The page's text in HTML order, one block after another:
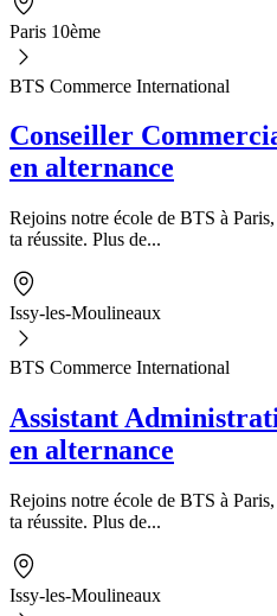
Paris 10ème
BTS Commerce International
Conseiller
en alternance
Rejoins notre école de BTS à
ta réussite. Plus de...
Issy-les-Moulineaux
BTS Commerce International
Assistant
en alternance
Rejoins notre école de BTS à
ta réussite. Plus de...
Issy-les-Moulineaux